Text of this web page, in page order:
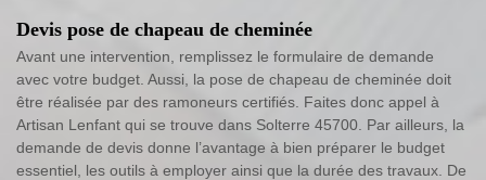
Devis pose de chapeau de cheminée
Avant une intervention, remplissez le formulaire de demande
avec votre budget. Aussi, la pose de chapeau de cheminée doit
être réalisée par des ramoneurs certifiés. Faites donc appel à
Artisan Lenfant qui se trouve dans Solterre 45700. Par ailleurs, la
demande de devis donne l’avantage à bien préparer le budget
essentiel, les outils à employer ainsi que la durée des travaux. De